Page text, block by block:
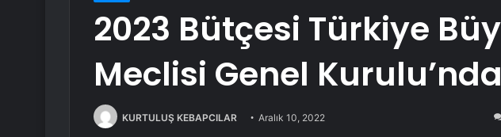
2023 Bütçesi Türkiye
Meclisi Genel Kurulu’nda
KURTULUŞ KEBAPCILAR Aralık 10, 2022